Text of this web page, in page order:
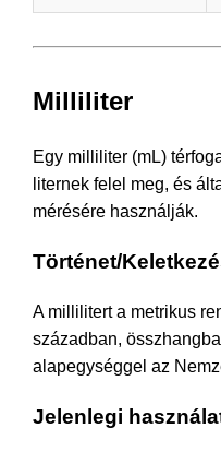
Milliliter
Egy milliliter (mL)
liternek felel meg, és
mérésére használják.
Történet/
A millilitert a metrikus
században,
alapegységgel az
Jelenlegi